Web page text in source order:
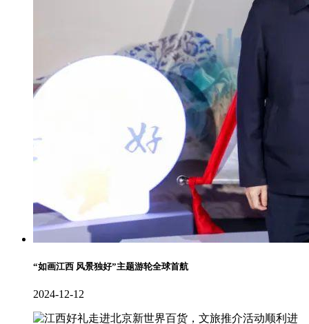
“如画江西 风景独好”主题游轮全球首航
2024-12-12